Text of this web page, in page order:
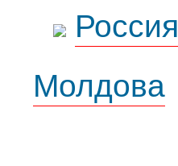
Россия
Молдова